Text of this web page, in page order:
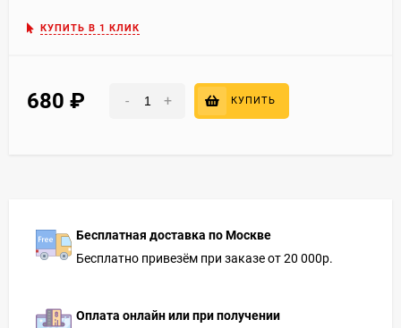
КУПИТЬ В 1 КЛИК
680 - + КУПИТЬ
Бесплатная доставка по Москве
Бесплатно привезём при заказе от 20 000р.
Оплата онлайн или при получении